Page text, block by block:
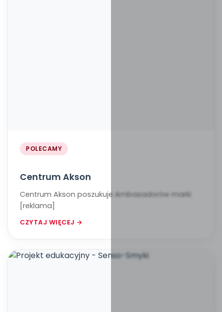
POLECAMY
Centrum Akson
Centrum Akson poszukuje Ambasadorów marki
[reklama]
CZYTAJ WIĘCEJ →